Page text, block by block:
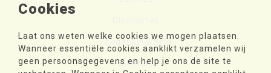
Cookies
Laat ons weten welke cookies we mogen plaatsen.
Wanneer essentiële cookies aanklikt verzamelen wij
geen persoonsgegevens en help je ons de site te
Toegankelijkheid
Sitemap